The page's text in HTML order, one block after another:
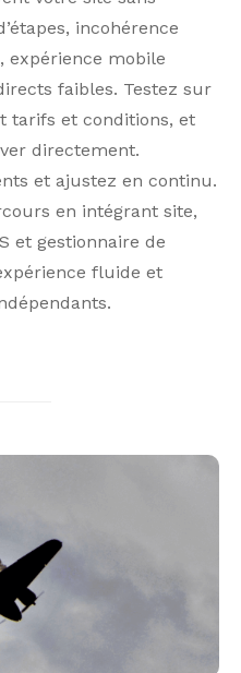
incohérence
, expérience mobile
faibles. Testez sur
tarifs et conditions, et
directement.
et ajustez en continu.
en intégrant site,
et gestionnaire de
fluide et